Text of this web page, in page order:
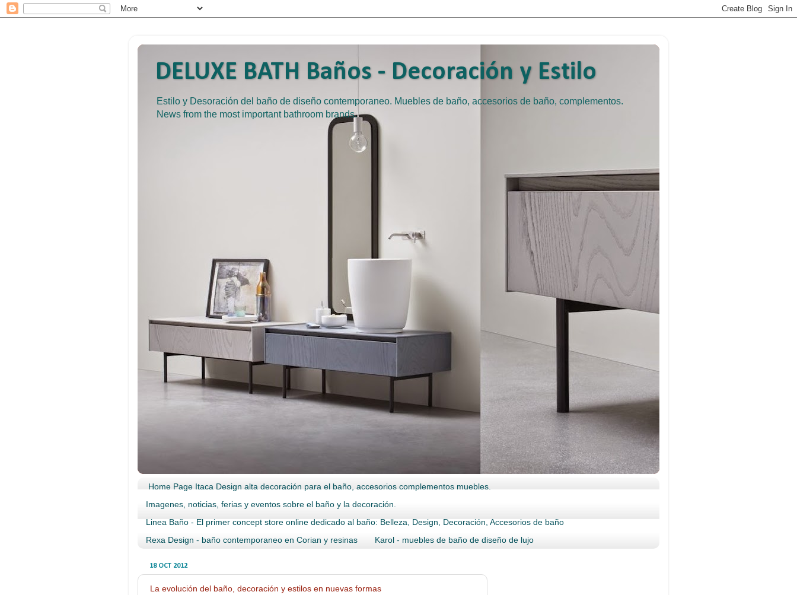
DELUXE BATH Baños - Decoración y Estilo
Estilo y Desoración del baño de diseño contemporaneo. Muebles de baño, accesorios de baño, complementos.
News from the most important bathroom brands.
Home Page Itaca Design alta decoración para el baño, accesorios complementos muebles.
Imagenes, noticias, ferias y eventos sobre el baño y la decoración.
Linea Baño - El primer concept store online dedicado al baño: Belleza, Design, Decoración, Accesorios de baño
Rexa Design - baño contemporaneo en Corian y resinas
Karol - muebles de baño de diseño de lujo
18 OCT 2012
La evolución del baño, decoración y estilos en nuevas formas